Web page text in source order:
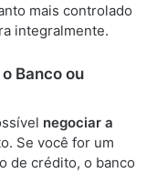
mais controlado
integralmente.
Banco ou
negociar a
Se você for um
de crédito, o banco